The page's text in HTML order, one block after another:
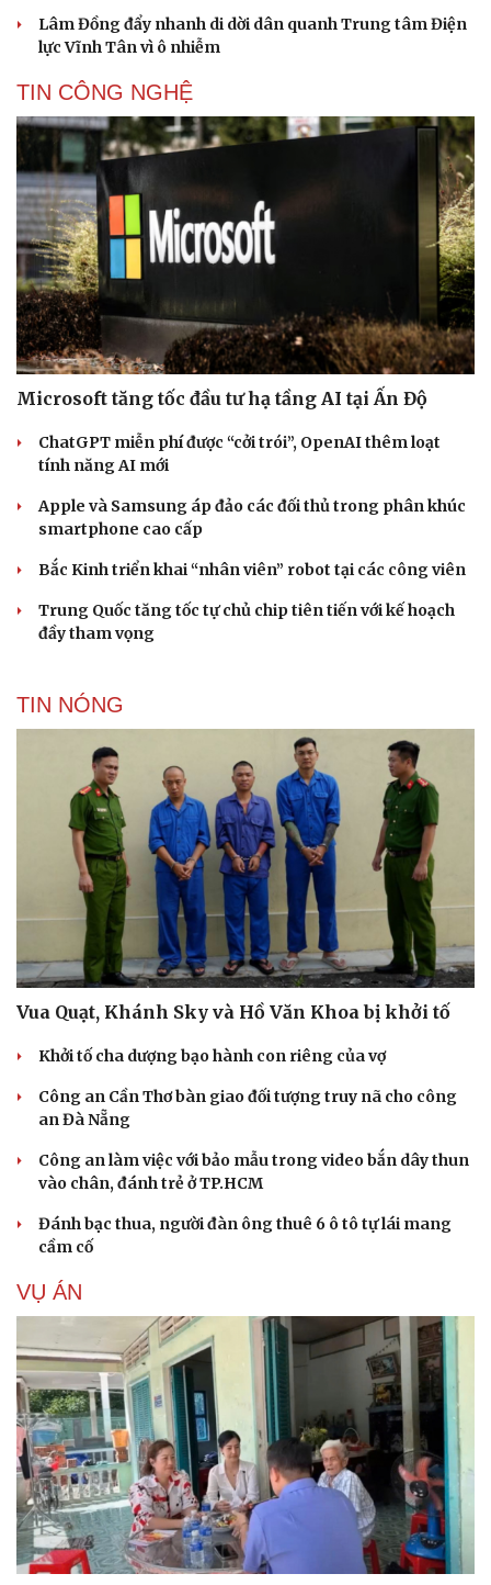
Lâm Đồng đẩy nhanh di dời dân quanh Trung tâm Điện
lực Vĩnh Tân vì ô nhiễm
TIN CÔNG NGHỆ
Microsoft tăng tốc đầu tư hạ tầng AI tại Ấn Độ
ChatGPT miễn phí được “cởi trói”, OpenAI thêm loạt
tính năng AI mới
Apple và Samsung áp đảo các đối thủ trong phân khúc
smartphone cao cấp
Bắc Kinh triển khai “nhân viên” robot tại các công viên
Trung Quốc tăng tốc tự chủ chip tiên tiến với kế hoạch
đầy tham vọng
TIN NÓNG
Vua Quạt, Khánh Sky và Hồ Văn Khoa bị khởi tố
Khởi tố cha dượng bạo hành con riêng của vợ
Công an Cần Thơ bàn giao đối tượng truy nã cho công
an Đà Nẵng
Công an làm việc với bảo mẫu trong video bắn dây thun
vào chân, đánh trẻ ở TP.HCM
Đánh bạc thua, người đàn ông thuê 6 ô tô tự lái mang
cầm cố
VỤ ÁN